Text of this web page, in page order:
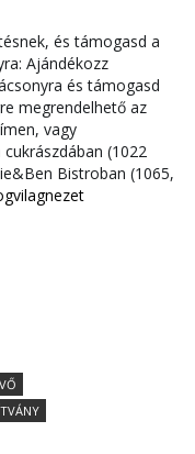
és támogasd a
Ajándékozz
és támogasd
megrendelhető az
vagy
(1022
Bistroban (1065,